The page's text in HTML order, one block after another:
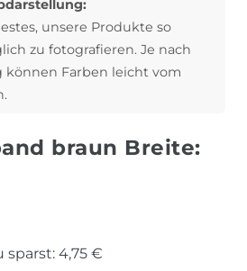
unsere Produkte so
zu fotografieren. Je nach
Farben leicht vom
braun Breite:
sparst: 4,75 €